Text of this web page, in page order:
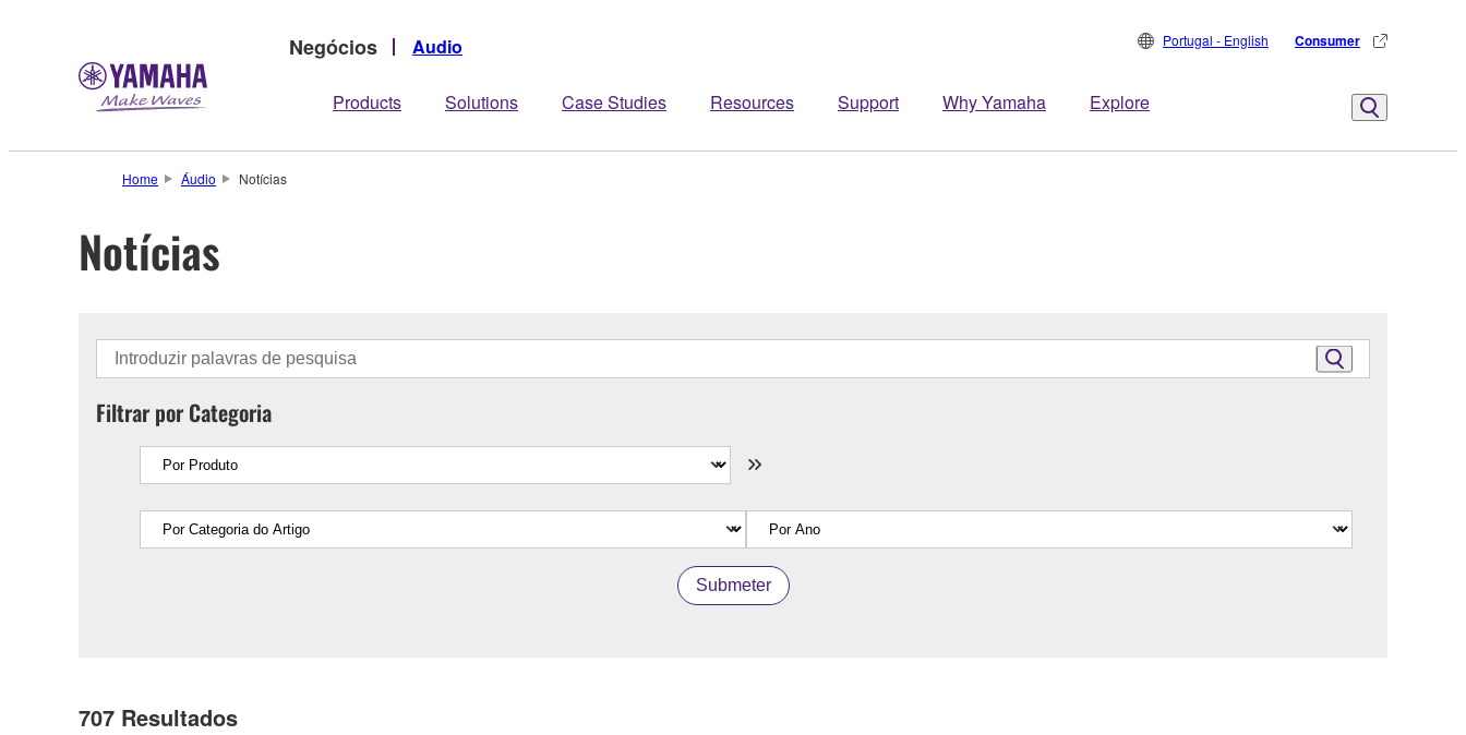
Negócios Audio
Products Solutions Case Studies Resources Support Why Yamaha Explore
Portugal - English Consumer
Home Áudio Notícias
Notícias
Filtrar por Categoria
Submeter
707 Resultados